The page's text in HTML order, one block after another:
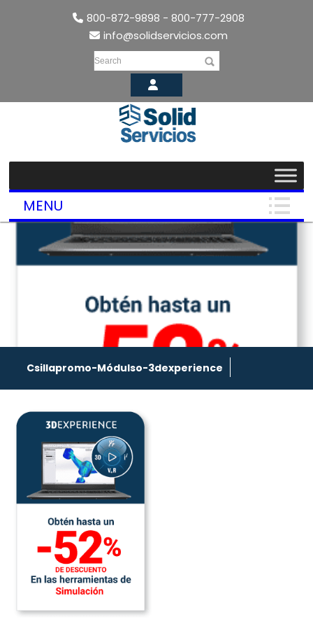
800-872-9898 - 800-777-2908
info@solidservicios.com
Search
MENU
Csillapromo-Módulso-3dexperience